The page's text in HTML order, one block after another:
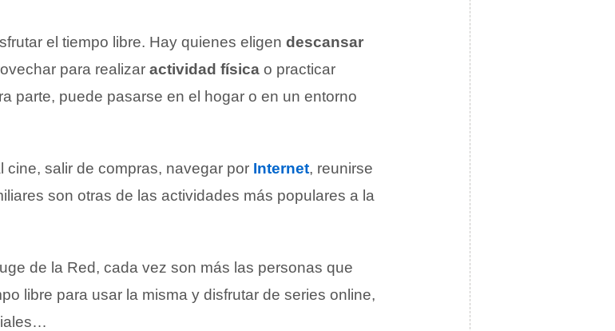
el tiempo libre. Hay quienes eligen descansar
para realizar actividad física o practicar
parte, puede pasarse en el hogar o en un entorno
cine, salir de compras, navegar por Internet, reunirse
son otras de las actividades más populares a la
de la Red, cada vez son más las personas que
libre para usar la misma y disfrutar de series online,